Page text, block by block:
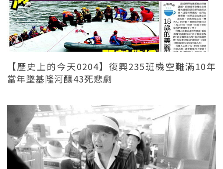
【歷史上的今天0204】復興235班機空難滿10年
當年墜基隆河釀43死悲劇